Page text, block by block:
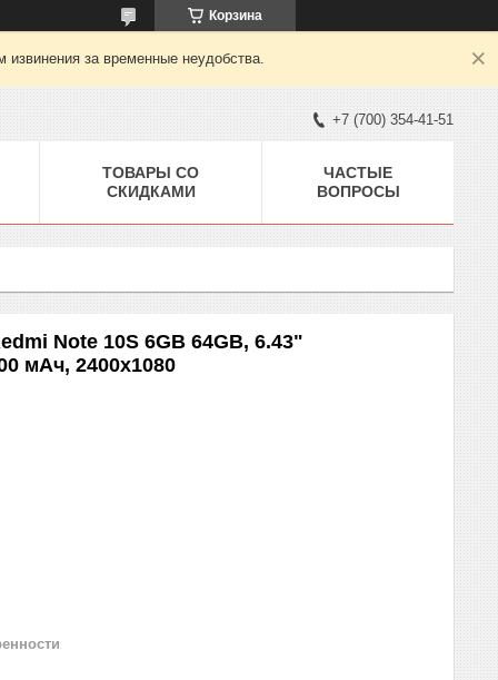
Корзина
за временные неудобства.
+7 (700) 354-41-51
ТОВАРЫ СО
СКИДКАМИ
ЧАСТЫЕ
ВОПРОСЫ
Note 10S 6GB 64GB, 6.43"
мАч, 2400х1080